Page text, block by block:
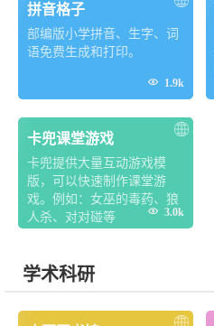
拼音格子
部编版小学拼音、生字、词
语免费生成和打印。
 1.9k
卡兜课堂游戏
卡兜提供大量互动游戏模
版，可以快速制作课堂游
戏。例如：女巫的毒药、狼
人杀、对对碰等
 3.0k
学术科研